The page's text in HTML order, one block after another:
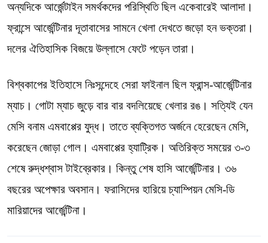
অন্যদিকে আর্জেন্টাইন সমর্থকদের পরিস্থিতি ছিল একেবারেই আলাদা।
ফ্রান্সে আর্জেন্টিনার দূতাবাসের সামনে খেলা দেখতে জড়ো হন ভক্তরা।
দলের ঐতিহাসিক বিজয়ে উল্লাসে ফেটে পড়েন তারা।
বিশ্বকাপের ইতিহাসে নিঃসন্দেহে সেরা ফাইনাল ছিল ফ্রান্স-আর্জেন্টিনার
ম্যাচ। গোটা ম্যাচ জুড়ে বার বার বদলিয়েছে খেলার রঙ। সত্যিই যেন
মেসি বনাম এমবাপ্পের যুদ্ধ। তাতে ব্যক্তিগত অর্জনে হেরেছেন মেসি,
করেছেন জোড়া গোল। এমবাপ্পের হ্যাট্রিক। অতিরিক্ত সময়ের ৩-৩
শেষে রুদ্ধশ্বাস টাইব্রেকার। কিন্তু শেষ হাসি আর্জেন্টিনার। ৩৬
বছরের অপেক্ষার অবসান। ফরাসিদের হারিয়ে চ্যাম্পিয়ন মেসি-ডি
মারিয়াদের আর্জেন্টিনা।